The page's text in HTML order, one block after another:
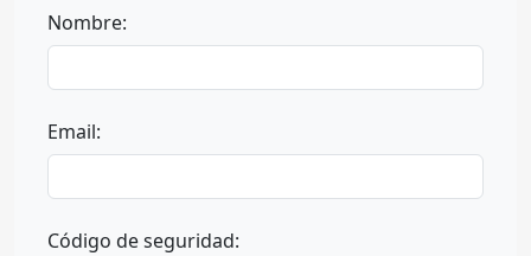
Nombre:
Email:
Código de seguridad: